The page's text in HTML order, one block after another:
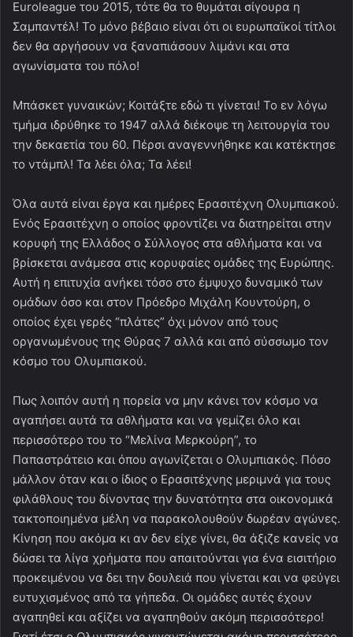
Euroleague του 2015, τότε θα το θυμάται σίγουρα η
Σαμπαντέλ! Το μόνο βέβαιο είναι ότι οι ευρωπαϊκοί τίτλοι
δεν θα αργήσουν να ξαναπιάσουν λιμάνι και στα
αγωνίσματα του πόλο!
Μπάσκετ γυναικών; Κοιτάξτε εδώ τι γίνεται! Το εν λόγω
τμήμα ιδρύθηκε το 1947 αλλά διέκοψε τη λειτουργία του
την δεκαετία του 60. Πέρσι αναγεννήθηκε και κατέκτησε
το ντάμπλ! Τα λέει όλα; Τα λέει!
Όλα αυτά είναι έργα και ημέρες Ερασιτέχνη Ολυμπιακού.
Ενός Ερασιτέχνη ο οποίος φροντίζει να διατηρείται στην
κορυφή της Ελλάδος ο Σύλλογος στα αθλήματα και να
βρίσκεται ανάμεσα στις κορυφαίες ομάδες της Ευρώπης.
Αυτή η επιτυχία ανήκει τόσο στο έμψυχο δυναμικό των
ομάδων όσο και στον Πρόεδρο Μιχάλη Κουντούρη, ο
οποίος έχει γερές “πλάτες” όχι μόνον από τους
οργανωμένους της Θύρας 7 αλλά και από σύσσωμο τον
κόσμο του Ολυμπιακού.
Πως λοιπόν αυτή η πορεία να μην κάνει τον κόσμο να
αγαπήσει αυτά τα αθλήματα και να γεμίζει όλο και
περισσότερο του το “Μελίνα Μερκούρη”, το
Παπαστράτειο και όπου αγωνίζεται ο Ολυμπιακός. Πόσο
μάλλον όταν και ο ίδιος ο Ερασιτέχνης μεριμνά για τους
φιλάθλους του δίνοντας την δυνατότητα στα οικονομικά
τακτοποιημένα μέλη να παρακολουθούν δωρέαν αγώνες.
Κίνηση που ακόμα κι αν δεν είχε γίνει, θα άξιζε κανείς να
δώσει τα λίγα χρήματα που απαιτούνται για ένα εισιτήριο
προκειμένου να δει την δουλειά που γίνεται και να φεύγει
ευτυχισμένος από τα γήπεδα. Οι ομάδες αυτές έχουν
αγαπηθεί και αξίζει να αγαπηθούν ακόμη περισσότερο!